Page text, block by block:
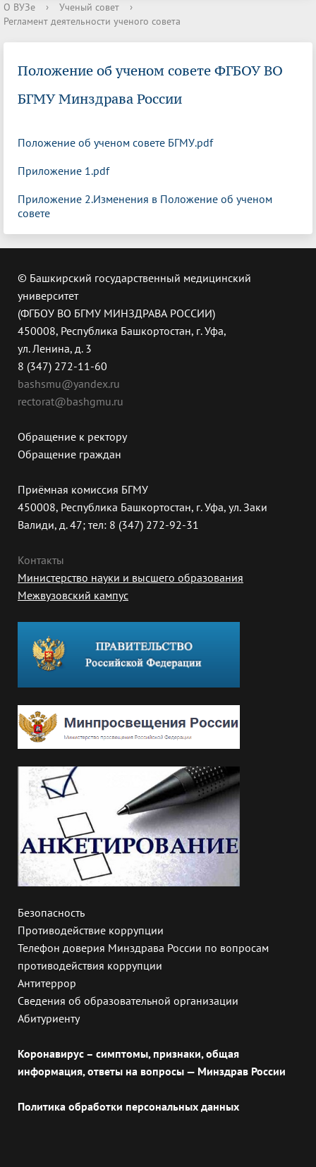
О ВУЗе › Ученый совет
›
Регламент деятельности ученого совета
Положение об ученом совете ФГБОУ ВО
БГМУ Минздрава России
Положение об ученом совете БГМУ.pdf
Приложение 1.pdf
Приложение 2.Изменения в Положение об ученом
совете
© Башкирский государственный медицинский
университет
(ФГБОУ ВО БГМУ МИНЗДРАВА РОССИИ)
450008, Республика Башкортостан, г. Уфа,
ул. Ленина, д. 3
8 (347) 272-11-60
bashsmu@yandex.ru
rectorat@bashgmu.ru
Обращение к ректору
Обращение граждан
Приёмная комиссия БГМУ
450008, Республика Башкортостан, г. Уфа, ул. Заки
Валиди, д. 47; тел: 8 (347) 272-92-31
Контакты
Министерство науки и высшего образования
Межвузовский кампус
Безопасность
Противодействие коррупции
Телефон доверия Минздрава России по вопросам
противодействия коррупции
Антитеррор
Сведения об образовательной организации
Абитуриенту
Коронавирус – симптомы, признаки, общая
информация, ответы на вопросы — Минздрав России
Политика обработки персональных данных